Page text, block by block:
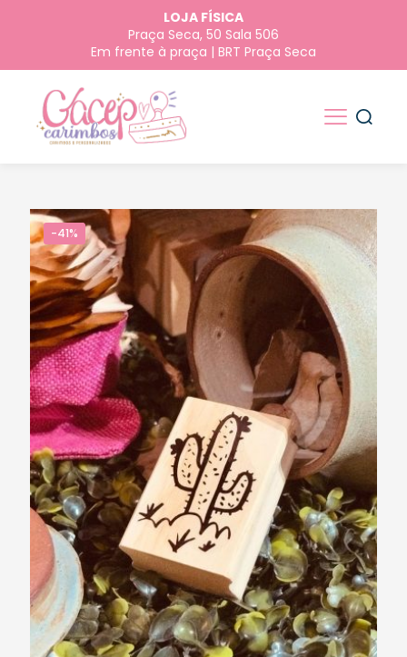
LOJA FÍSICA
Praça Seca, 50 Sala 506
Em frente à praça | BRT Praça Seca
-41%